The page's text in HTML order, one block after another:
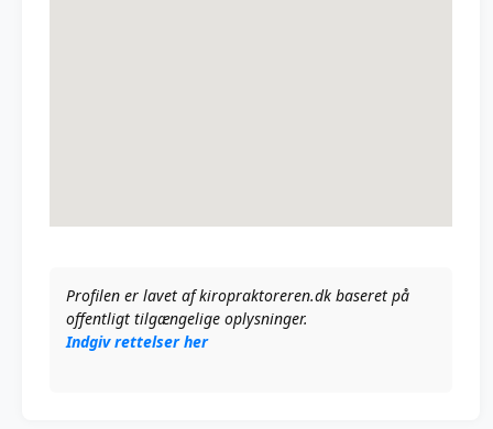
Profilen er lavet af kiropraktoreren.dk baseret på
offentligt tilgængelige oplysninger.
Indgiv rettelser her